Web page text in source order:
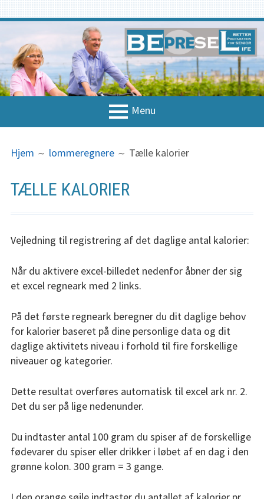
Spring
indhold
Menu
MENU
Nationale kontakter
Strategi
Resultater
Kursusmateriale
Undervisnings-materiale
Senior
Senior sundheds-profil
lommeregnere
Tæl proteiner
Tælle kalorier
Hjem lommeregnere Tælle kalorier
TÆLLE KALORIER
Vejledning til registrering af det daglige antal kalorier:
Når du aktivere excel-billedet nedenfor åbner der sig
et excel regneark med 2 links.
På det første regneark beregner du dit daglige behov
for kalorier baseret på dine personlige data og dit
daglige aktivitets niveau i forhold til fire forskellige
niveauer og kategorier.
Dette resultat overføres automatisk til excel ark nr. 2.
Det du ser på lige nedenunder.
Du indtaster antal 100 gram du spiser af de forskellige
fødevarer du spiser eller drikker i løbet af en dag i den
grønne kolon. 300 gram = 3 gange.